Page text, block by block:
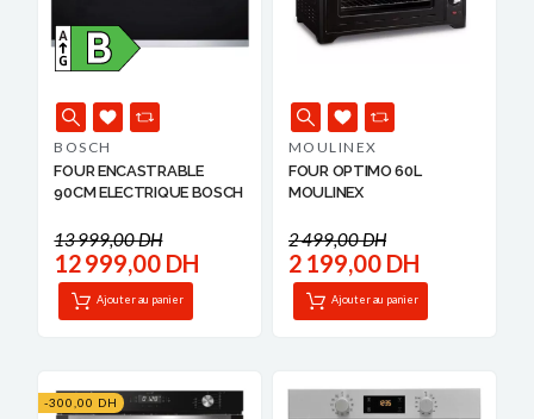
BOSCH
FOUR ENCASTRABLE
90CM ELECTRIQUE BOSCH
13 999,00 DH
12 999,00 DH
Ajouter au panier
MOULINEX
FOUR OPTIMO 60L
MOULINEX
2 499,00 DH
2 199,00 DH
Ajouter au panier
-300,00 DH